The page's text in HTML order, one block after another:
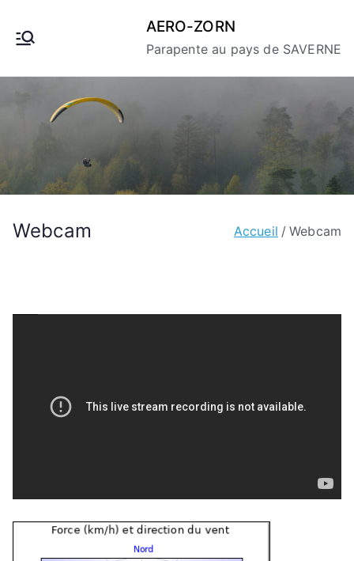
AERO-ZORN
Parapente au pays de SAVERNE
Webcam Accueil Webcam